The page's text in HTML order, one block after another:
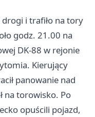
drogi i trafiło na tory
godz. 21.00 na
DK-88 w rejonie
Kierujący
panowanie nad
na torowisko. Po
opuścili pojazd,